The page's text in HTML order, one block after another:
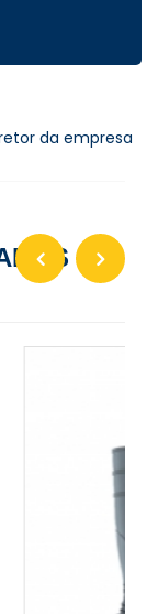
da empresa